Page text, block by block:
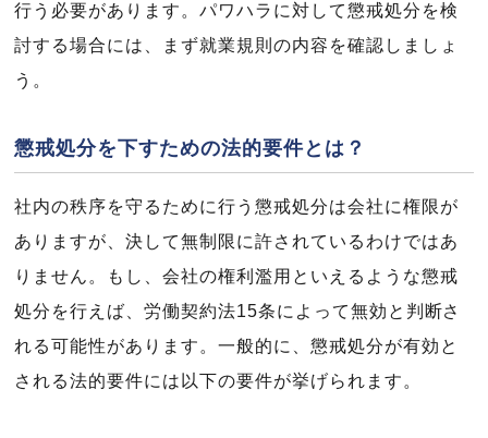
行う必要があります。パワハラに対して懲戒処分を検
討する場合には、まず就業規則の内容を確認しましょ
う。
懲戒処分を下すための法的要件とは？
社内の秩序を守るために行う懲戒処分は会社に権限が
ありますが、決して無制限に許されているわけではあ
りません。もし、会社の権利濫用といえるような懲戒
処分を行えば、労働契約法15条によって無効と判断さ
れる可能性があります。一般的に、懲戒処分が有効と
される法的要件には以下の要件が挙げられます。